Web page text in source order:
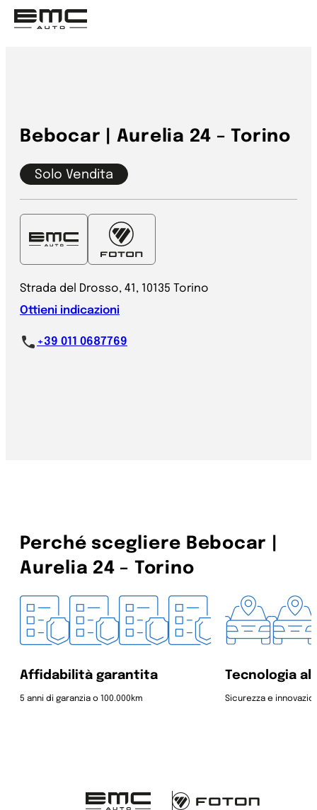
Vai
Bebocar | Aurelia 24 – Torino
Solo Vendita
Strada del Drosso, 41, 10135 Torino
Ottieni indicazioni
+39 011 0687769
Perché scegliere Bebocar |
Aurelia 24 – Torino
Affidabilità garantita
5 anni di garanzia o 100.000km
Tecnologia
Sicurezza e